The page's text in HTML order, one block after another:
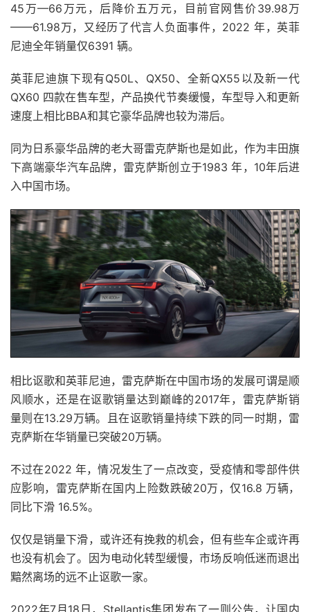
45万—66万元，后降价五万元，目前官网售价39.98万
——61.98万，又经历了代言人负面事件，2022 年，英菲
尼迪全年销量仅6391 辆。
英菲尼迪旗下现有Q50L、QX50、全新QX55以及新一代
QX60 四款在售车型，产品换代节奏缓慢，车型导入和更新
速度上相比BBA和其它豪华品牌也较为滞后。
同为日系豪华品牌的老大哥雷克萨斯也是如此，作为丰田旗
下高端豪华汽车品牌，雷克萨斯创立于1983 年，10年后进
入中国市场。
相比讴歌和英菲尼迪，雷克萨斯在中国市场的发展可谓是顺
风顺水，还是在讴歌销量达到巅峰的2017年，雷克萨斯销
量则在13.29万辆。且在讴歌销量持续下跌的同一时期，雷
克萨斯在华销量已突破20万辆。
不过在2022 年，情况发生了一点改变，受疫情和零部件供
应影响，雷克萨斯在国内上险数跌破20万，仅16.8 万辆，
同比下滑 16.5%。
仅仅是销量下滑，或许还有挽救的机会，但有些车企或许再
也没有机会了。因为电动化转型缓慢，市场反响低迷而退出
黯然离场的远不止讴歌一家。